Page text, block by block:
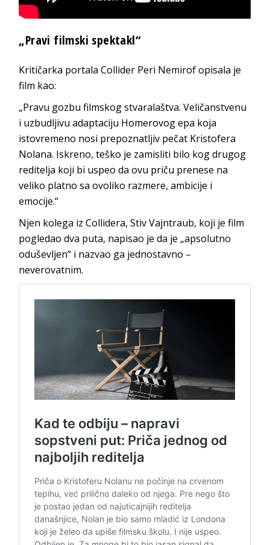
„Pravi filmski spektakl“
Kritičarka portala Collider Peri Nemirof opisala je
film kao:
„Pravu gozbu filmskog stvaralaštva. Veličanstvenu
i uzbudljivu adaptaciju Homerovog epa koja
istovremeno nosi prepoznatljiv pečat Kristofera
Nolana. Iskreno, teško je zamisliti bilo kog drugog
reditelja koji bi uspeo da ovu priču prenese na
veliko platno sa ovoliko razmere, ambicije i
emocije.“
Njen kolega iz Collidera, Stiv Vajntraub, koji je film
pogledao dva puta, napisao je da je „apsolutno
oduševljen“ i nazvao ga jednostavno –
neverovatnim.